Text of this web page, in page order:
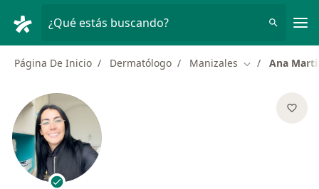
¿Qué estás buscando?
Página De Inicio Dermatólogo Manizales Cambiar de
Ana